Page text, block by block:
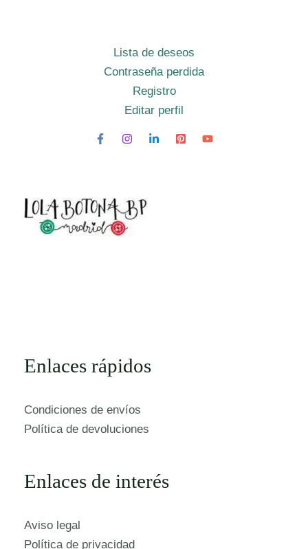
Lista de deseos
Contraseña perdida
Registro
Editar perfil
Enlaces rápidos
Condiciones de envíos
Política de devoluciones
Enlaces de interés
Aviso legal
Política de privacidad